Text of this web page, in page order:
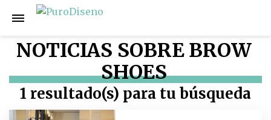
NOTICIAS SOBRE BROW
SHOES
1 resultado(s) para tu búsqueda